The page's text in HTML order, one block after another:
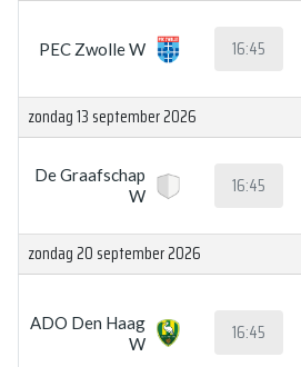
PEC Zwolle W 16:45
zondag 13 september 2026
De Graafschap
W
16:45
zondag 20 september 2026
ADO Den Haag
W
16:45